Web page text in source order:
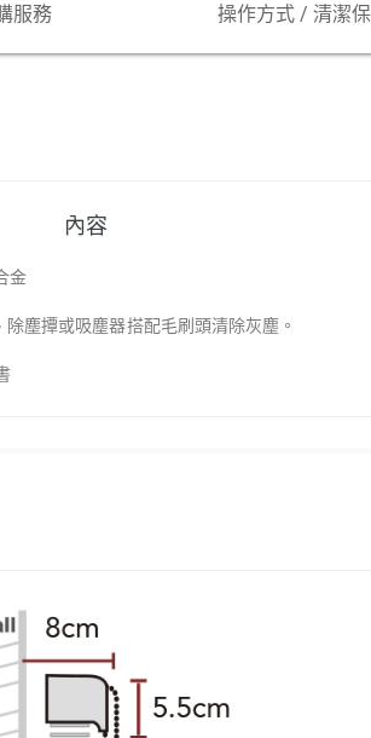
服務 操作方式 / 清潔
內容
金
塵撢或吸塵器搭配毛刷頭清除灰塵。